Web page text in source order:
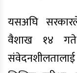
यसअघि
वैशाख १४ गते
संवेदनशीलतालाई